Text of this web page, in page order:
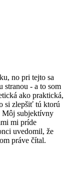
no pri tejto sa
- a to som
ako praktická,
si zlepšiť tú ktorú
Môj subjektívny
mi príde
uvedomil, že
práve čítal.